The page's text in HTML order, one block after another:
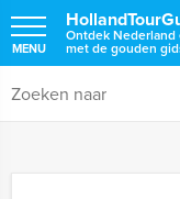
Ontdek
met de gouden
MENU